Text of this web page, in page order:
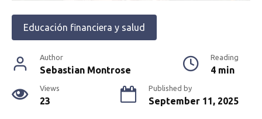
Educación financiera y salud
Author
Sebastian Montrose
Reading
4 min
Views
23
Published by
September 11, 2025